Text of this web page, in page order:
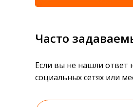
Часто
Если вы не нашли ответ
социальных сетях или